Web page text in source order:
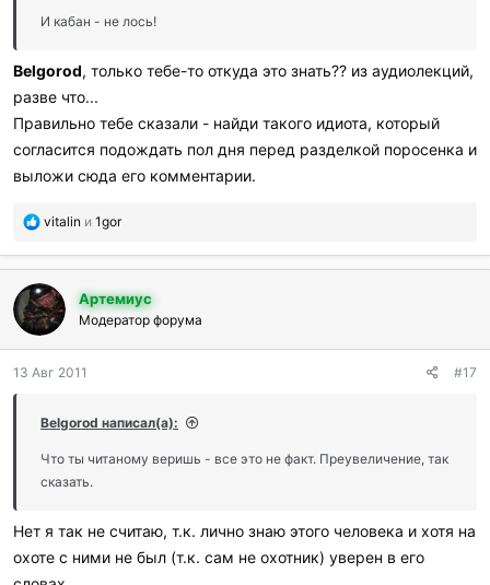
и
И кабан - не лось!
Belgorod, только тебе-то откуда это знать?? из аудиолекций,
разве что...
Правильно тебе сказали - найди такого идиота, который
согласится подождать пол дня перед разделкой поросенка и
выложи сюда его комментарии.
П
б
а
г
о
а
и
и
:
vitalin и 1gor
Артемиус
Модератор форума
13 Авг 2011 #17
Belgorod написал(а):
Что ты читаному веришь - все это не факт. Преувеличение, так
сказать.
Нет я так не считаю, т.к. лично знаю этого человека и хотя на
охоте с ними не был (т.к. сам не охотник) уверен в его